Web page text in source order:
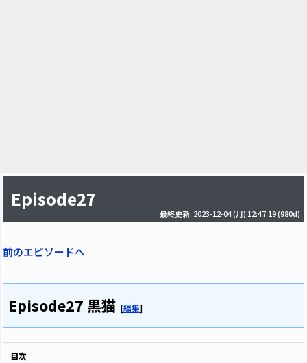
Episode27
最終更新: 2023-12-04 (月) 12:47:19(980d)
前のエピソードへ
Episode27 黒猫 [編集]
目次